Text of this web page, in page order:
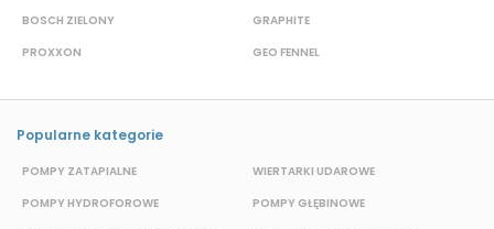
BOSCH ZIELONY
PROXXON
GRAPHITE
GEO FENNEL
Popularne kategorie
POMPY ZATAPIALNE
POMPY HYDROFOROWE
WIERTARKI UDAROWE
POMPY GŁĘBINOWE